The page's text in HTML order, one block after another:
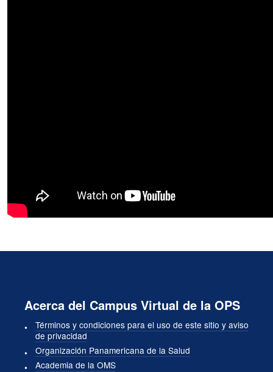
Acerca del Campus Virtual de la OPS
Términos y condiciones para el uso de este sitio y aviso
de privacidad
Organización Panamericana de la Salud
Academia de la OMS